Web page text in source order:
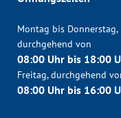
Montag bis Donnerstag,
durchgehend von
08:00 Uhr bis 18:00
Freitag, durchgehend
08:00 Uhr bis 16:00